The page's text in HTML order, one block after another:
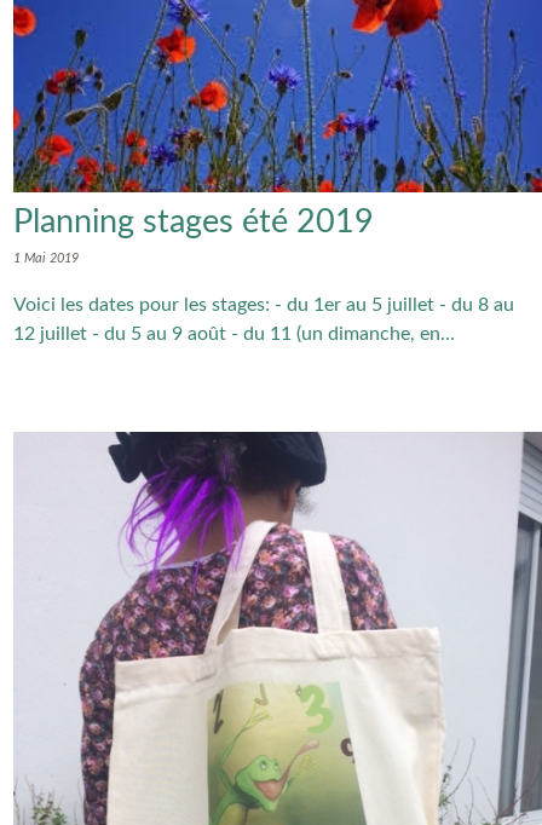
Planning stages été 2019
1 Mai 2019
Voici les dates pour les stages: - du 1er au 5 juillet - du 8 au
12 juillet - du 5 au 9 août - du 11 (un dimanche, en...